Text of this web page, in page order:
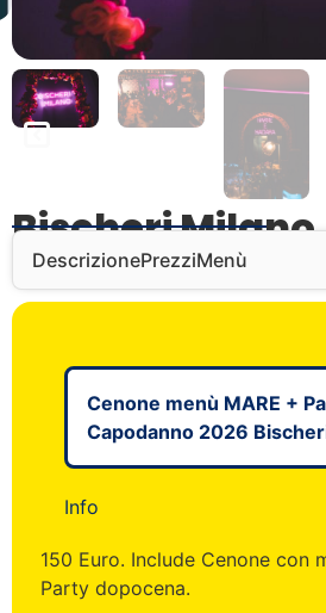
Bischeri Milano
DescrizionePrezziMenù
Cenone menù MARE +
Capodanno 2026
Info
150 Euro. Include Cenone con
Party dopocena.